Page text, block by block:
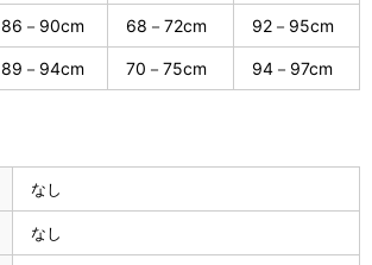
86－90cm 68－72cm 92－95cm
89－94cm 70－75cm 94－97cm
なし
なし